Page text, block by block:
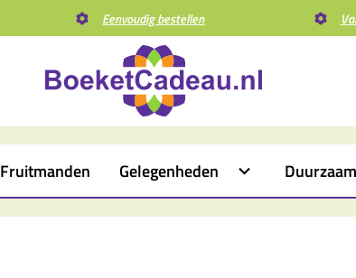
Eenvoudig bestellen
Fruitmanden Gelegenheden Duurzaam